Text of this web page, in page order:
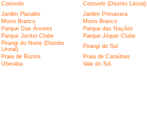
Cotovelo Cotovelo (Distrito Litoral)
Jardim Planalto Jardim Primavera
Morro Branco Morro Branco
Parque Das Árvores Parque das Nações
Parque Jockei Clube Parque Jóquei Clube
Pirangi do Norte (Distrito
Litoral)
Pirangi do Sul
Praia de Búzios Praia de Caraúbas
Uberaba Vale do Sol